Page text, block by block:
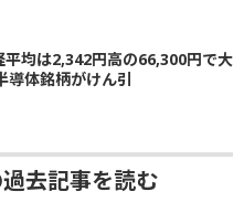
平均は2,342円高の66,300円で大
体銘柄がけん引
去記事を読む